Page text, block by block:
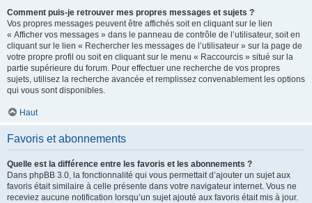
Comment puis-je retrouver mes propres messages et sujets ?
Vos propres messages peuvent être affichés soit en cliquant sur le lien
« Afficher vos messages » dans le panneau de contrôle de l’utilisateur, soit en
cliquant sur le lien « Rechercher les messages de l’utilisateur » sur la page de
votre propre profil ou soit en cliquant sur le menu « Raccourcis » situé sur la
partie supérieure du forum. Pour effectuer une recherche de vos propres
sujets, utilisez la recherche avancée et remplissez convenablement les options
qui vous sont disponibles.
Haut
Favoris et abonnements
Quelle est la différence entre les favoris et les abonnements ?
Dans phpBB 3.0, la fonctionnalité qui vous permettait d’ajouter un sujet aux
favoris était similaire à celle présente dans votre navigateur internet. Vous ne
receviez aucune notification lorsqu’un sujet ajouté aux favoris était mis à jour.